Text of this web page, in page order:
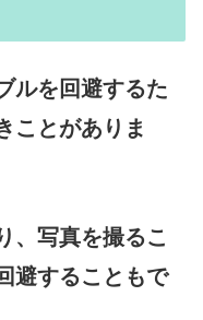
ルを回避するた
ことがありま
、写真を撮るこ
避することもで